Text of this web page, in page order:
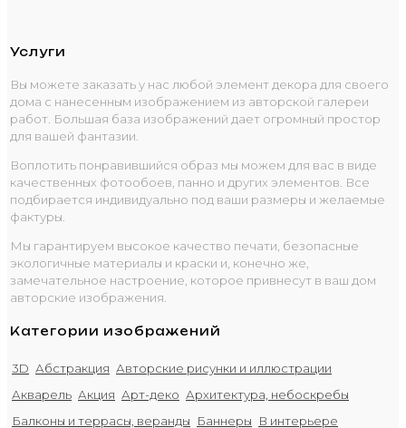
Услуги
Вы можете заказать у нас любой элемент декора для своего
дома с нанесенным изображением из авторской галереи
работ. Большая база изображений дает огромный простор
для вашей фантазии.
Воплотить понравившийся образ мы можем для вас в виде
качественных фотообоев, панно и других элементов. Все
подбирается индивидуально под ваши размеры и желаемые
фактуры.
Мы гарантируем высокое качество печати, безопасные
экологичные материалы и краски и, конечно же,
замечательное настроение, которое привнесут в ваш дом
авторские изображения.
Категории изображений
3D Абстракция Авторские рисунки и иллюстрации
Акварель Акция Арт-деко Архитектура, небоскребы
Балконы и террасы, веранды
Баннеры В интерьере